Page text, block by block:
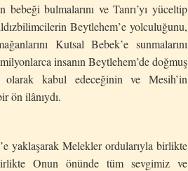
bulmalarını ve Tanrı’yı yüceltip
Beytlehem’e yolculuğunu,
Kutsal Bebek’e sunmalarını
insanın Beytlehem’de doğmuş
olarak kabul edeceğinin ve Mesih’in
ön ilânıydı.
Melekler ordularıyla birlikte
Onun önünde tüm sevgimiz ve